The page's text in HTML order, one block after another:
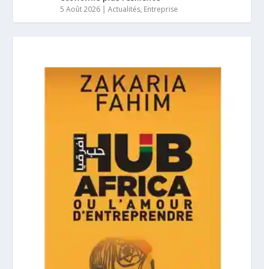
5 Août 2026 |Actualités, Entreprise